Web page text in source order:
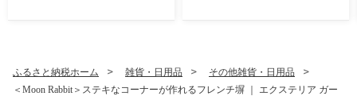
ふるさと納税ホーム 雑貨・日用品
その他雑貨・日用品
＜Moon Rabbit＞ステキなコーナーが作れるフレンチ塀 ｜ エクステリア ガー